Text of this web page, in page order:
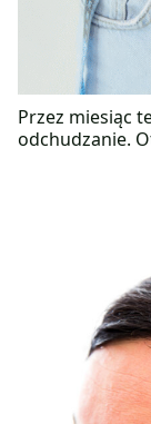
Przez miesiąc
odchudzanie.